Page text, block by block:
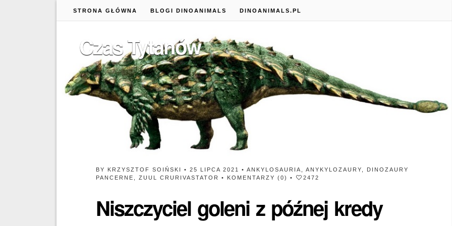
STRONA GŁÓWNA BLOGI DINOANIMALS DINOANIMALS.PL
Czas Tytanów
BY KRZYSZTOF SOIŃSKI • 25 LIPCA 2021 •ANKYLOSAURIA ,ANYKYLOZAURY
DINOZAURY
PANCERNE
,ZUUL CRURIVASTATOR • KOMENTARZY (0) • 2472
Niszczyciel goleni z późnej kredy